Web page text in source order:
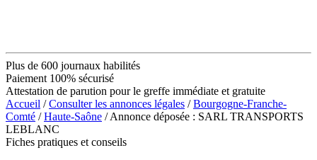
Plus de 600 journaux habilités
Paiement 100% sécurisé
Attestation de parution pour le greffe immédiate et gratuite
Accueil /Consulter les annonces légales /Bourgogne-Franche-
Comté /Haute-Saône / Annonce déposée : SARL TRANSPORTS
LEBLANC
Fiches pratiques et conseils